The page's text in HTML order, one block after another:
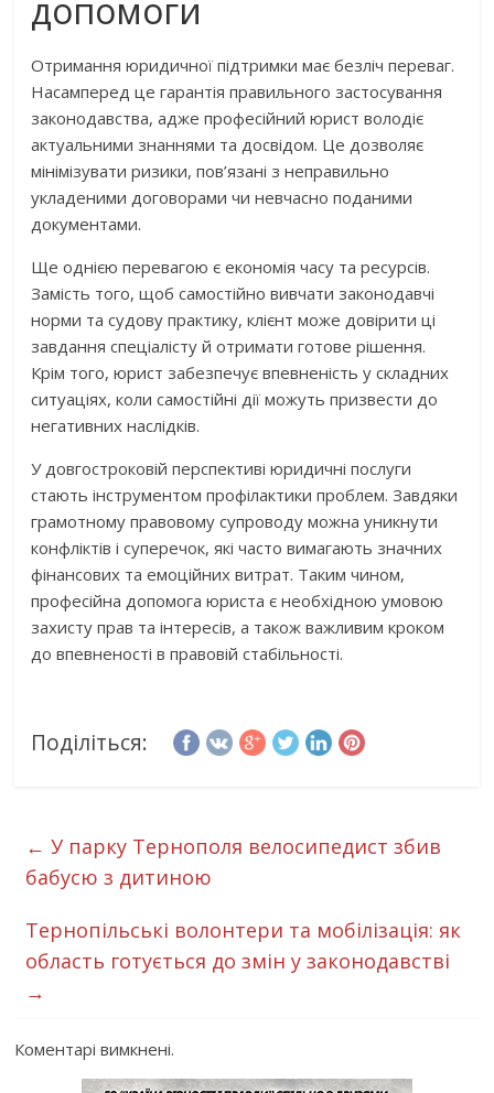
допомоги
Отримання юридичної підтримки має безліч переваг.
Насамперед це гарантія правильного застосування
законодавства, адже професійний юрист володіє
актуальними знаннями та досвідом. Це дозволяє
мінімізувати ризики, пов’язані з неправильно
укладеними договорами чи невчасно поданими
документами.
Ще однією перевагою є економія часу та ресурсів.
Замість того, щоб самостійно вивчати законодавчі
норми та судову практику, клієнт може довірити ці
завдання спеціалісту й отримати готове рішення.
Крім того, юрист забезпечує впевненість у складних
ситуаціях, коли самостійні дії можуть призвести до
негативних наслідків.
У довгостроковій перспективі юридичні послуги
стають інструментом профілактики проблем. Завдяки
грамотному правовому супроводу можна уникнути
конфліктів і суперечок, які часто вимагають значних
фінансових та емоційних витрат. Таким чином,
професійна допомога юриста є необхідною умовою
захисту прав та інтересів, а також важливим кроком
до впевненості в правовій стабільності.
Поділіться:
← У парку Тернополя велосипедист збив
бабусю з дитиною
Тернопільські волонтери та мобілізація: як
область готується до змін у законодавстві
→
Коментарі вимкнені.